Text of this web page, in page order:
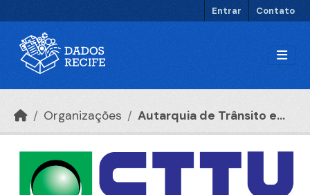
Entrar Contato
Organizações Autarquia de Trânsito e...